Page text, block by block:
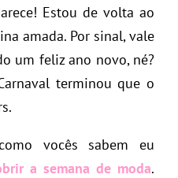
Estou de volta ao
amada. Por sinal, vale
um feliz ano novo, né?
terminou que o
vocês sabem eu
a semana de moda.